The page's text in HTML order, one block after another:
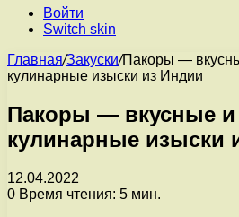
Войти
Switch skin
Главная/Закуски/Пакоры —
кулинарные изыски из Индии
Пакоры — вкусные
кулинарные изыски
12.04.2022
0 Время чтения: 5 мин.